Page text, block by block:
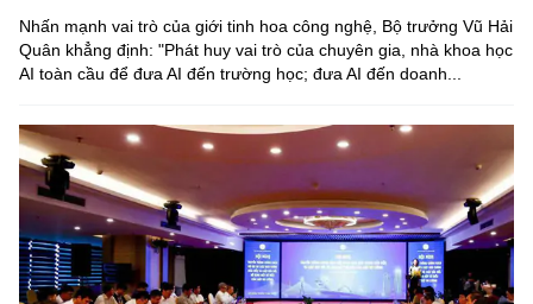
Nhấn mạnh vai trò của giới tinh hoa công nghệ, Bộ trưởng Vũ Hải
Quân khẳng định: "Phát huy vai trò của chuyên gia, nhà khoa học
AI toàn cầu để đưa AI đến trường học; đưa AI đến doanh...